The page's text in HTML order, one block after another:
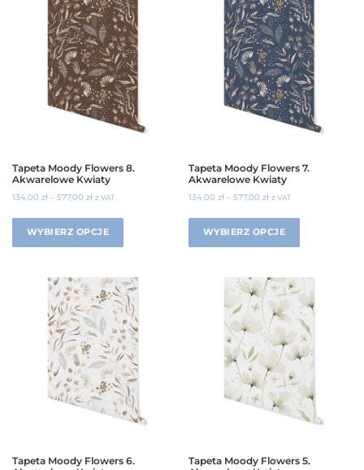
Tapeta Moody Flowers 8.
Akwarelowe Kwiaty
134,00 zł – 577,00 zł z VAT
WYBIERZ OPCJE
Tapeta Moody Flowers 7.
Akwarelowe Kwiaty
134,00zł –577,00zł z VAT
WYBIERZ OPCJE
Tapeta Moody Flowers 6.
Tapeta Moody Flowers 5.